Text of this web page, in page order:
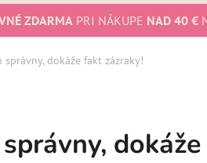
ZDARMA PRI NÁKUPE NAD 40 €
dokáže fakt zázraky!